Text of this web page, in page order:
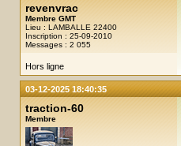
revenvrac
Membre GMT
Lieu : LAMBALLE 22400
Inscription : 25-09-2010
Messages : 2 055
Hors ligne
03-12-2025 18:40:35
traction-60
Membre